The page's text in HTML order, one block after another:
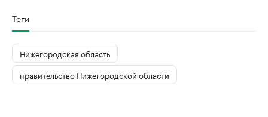
Теги
Нижегородская область
правительство Нижегородской области